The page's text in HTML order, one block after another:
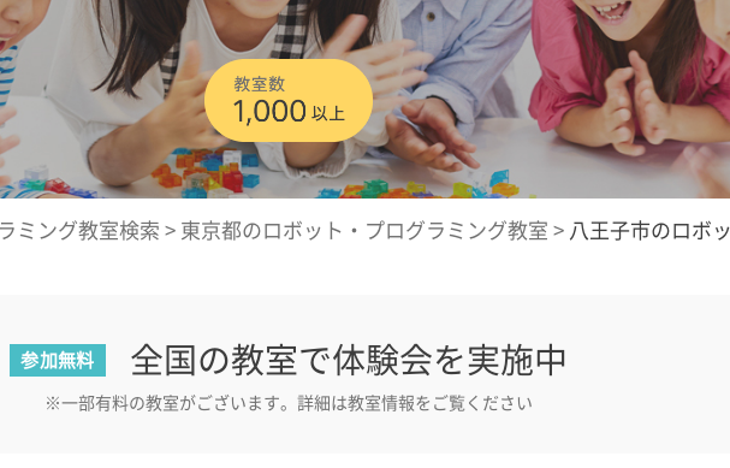
ミング教室検索 > 東京都のロボット・プログラミング教室 > 八王子市のロボ
参加無料 全国の教室で体験会を実施中
※一部有料の教室がございます。詳細は教室情報をご覧ください